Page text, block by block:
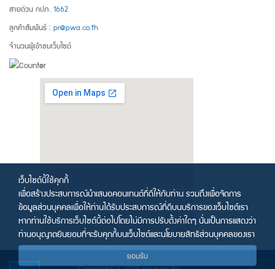
สายด่วน กปภ. 1662
ลูกค้าสัมพันธ์ : pr@pwa.co.th
จำนวนผู้เข้าชมเว็บไซต์
เว็บไซต์นี้ใช้คุกกี้
เพื่อสร้างประสบการณ์นำเสนอคอนเทนต์ที่ดีให้กับท่าน รวมถึงเพื่อจัดการ
ข้อมูลส่วนบุคคลเพื่อให้ท่านได้รับประสบการณ์ที่ดีบนบริการของเว็บไซต์เรา
หากท่านใช้บริการเว็บไซต์นี้ต่อไปโดยไม่มีการปรับตั้งค่าใดๆ นั่นเป็นการแสดงว่า
ท่านอนุญาตยินยอมที่จะรับคุกกี้บนเว็บไซต์และนโยบายสิทธิส่วนบุคคลของเรา
ยอมรับ